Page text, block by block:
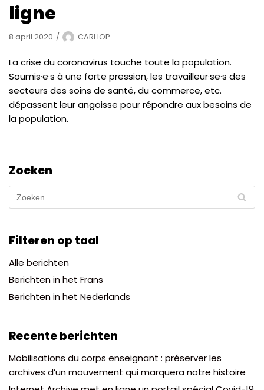
ligne
8 april 2020 CARHOP
La crise du coronavirus touche toute la population.
Soumis·e·s à une forte pression, les travailleur·se·s des
secteurs des soins de santé, du commerce, etc.
dépassent leur angoisse pour répondre aux besoins de
la population.
Zoeken
Filteren op taal
Alle berichten
Berichten in het Frans
Berichten in het Nederlands
Recente berichten
Mobilisations du corps enseignant : préserver les
archives d’un mouvement qui marquera notre histoire